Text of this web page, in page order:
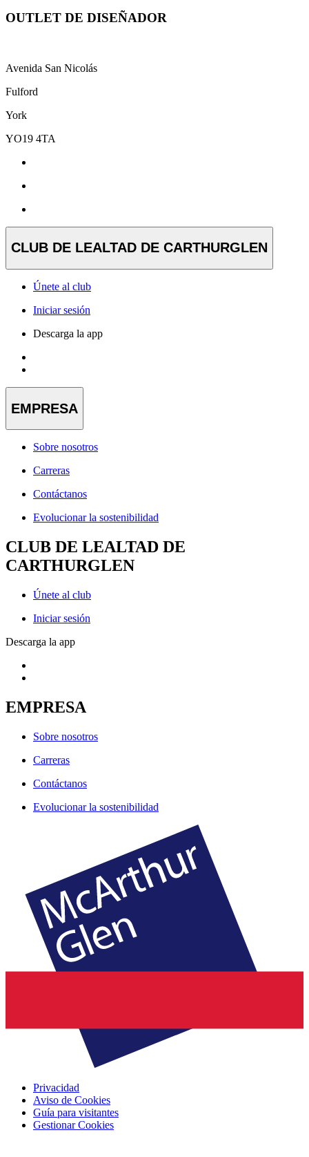
OUTLET DE DISEÑADOR
Avenida San Nicolás
Fulford
York
YO19 4TA
CLUB DE LEALTAD DE CARTHURGLEN
Únete al club
Iniciar sesión
Descarga la app
EMPRESA
Sobre nosotros
Carreras
Contáctanos
Evolucionar la sostenibilidad
CLUB DE LEALTAD DE
CARTHURGLEN
Únete al club
Iniciar sesión
Descarga la app
EMPRESA
Sobre nosotros
Carreras
Contáctanos
Evolucionar la sostenibilidad
Privacidad
Aviso de Cookies
Guía para visitantes
Gestionar Cookies